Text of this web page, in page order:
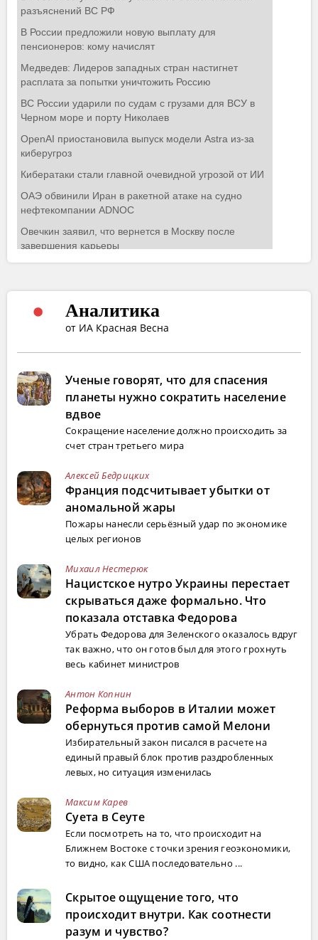
Аналитика
от ИА Красная Весна
Ученые говорят, что для спасения
планеты нужно сократить население
вдвое
Сокращение население должно происходить за
счет стран третьего мира
Алексей Бедрицких
Франция подсчитывает убытки от
аномальной жары
Пожары нанесли серьёзный удар по экономике
целых регионов
Михаил Нестерюк
Нацистское нутро Украины перестает
скрываться даже формально. Что
показала отставка Федорова
Убрать Федорова для Зеленского оказалось вдруг
так важно, что он готов был для этого грохнуть
весь кабинет министров
Антон Копнин
Реформа выборов в Италии может
обернуться против самой Мелони
Избирательный закон писался в расчете на
единый правый блок против раздробленных
левых, но ситуация изменилась
Максим Карев
Суета в Сеуте
Если посмотреть на то, что происходит на
Ближнем Востоке с точки зрения геоэкономики,
то видно, как США последовательно ...
Скрытое ощущение того, что
происходит внутри. Как соотнести
разум и чувство?